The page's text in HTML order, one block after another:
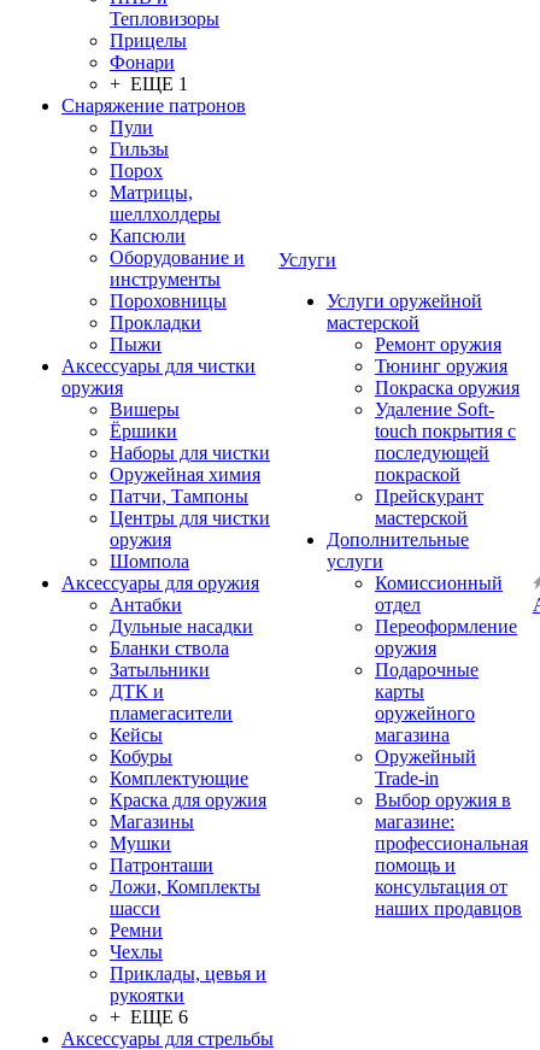
Тепловизоры
Прицелы
Фонари
+ ЕЩЕ 1
Снаряжение патронов
Пули
Гильзы
Порох
Матрицы,
шеллхолдеры
Капсюли
Оборудование и
инструменты
Пороховницы
Прокладки
Пыжи
Аксессуары для чистки
оружия
Вишеры
Ёршики
Наборы для чистки
Оружейная химия
Патчи, Тампоны
Центры для чистки
оружия
Шомпола
Аксессуары для оружия
Антабки
Дульные насадки
Бланки ствола
Затыльники
ДТК и
пламегасители
Кейсы
Кобуры
Комплектующие
Краска для оружия
Магазины
Мушки
Патронташи
Ложи, Комплекты
шасси
Ремни
Чехлы
Приклады, цевья и
рукоятки
+ ЕЩЕ 6
Аксессуары для стрельбы
Услуги
Услуги оружейной
мастерской
Ремонт оружия
Тюнинг оружия
Покраска оружия
Удаление Soft-
touch покрытия с
последующей
покраской
Прейскурант
мастерской
Дополнительные
услуги
Комиссионный
отдел
Переоформление
оружия
Подарочные
карты
оружейного
магазина
Оружейный
Trade-in
Выбор оружия в
магазине:
профессиональная
помощь и
консультация от
наших продавцов